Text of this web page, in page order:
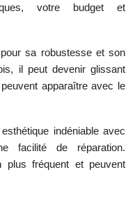
votre budget et
sa robustesse et son
il peut devenir glissant
apparaître avec le
indéniable avec
facilité de réparation.
plus fréquent et peuvent